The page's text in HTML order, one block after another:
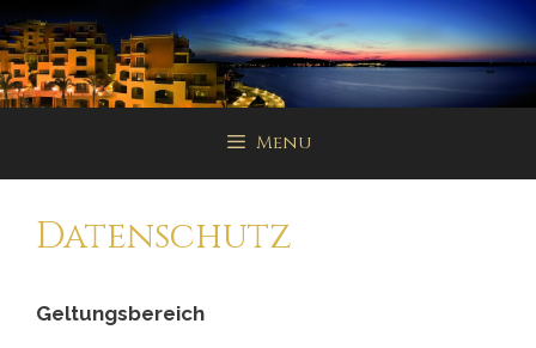
Menu
Datenschutz
Geltungsbereich